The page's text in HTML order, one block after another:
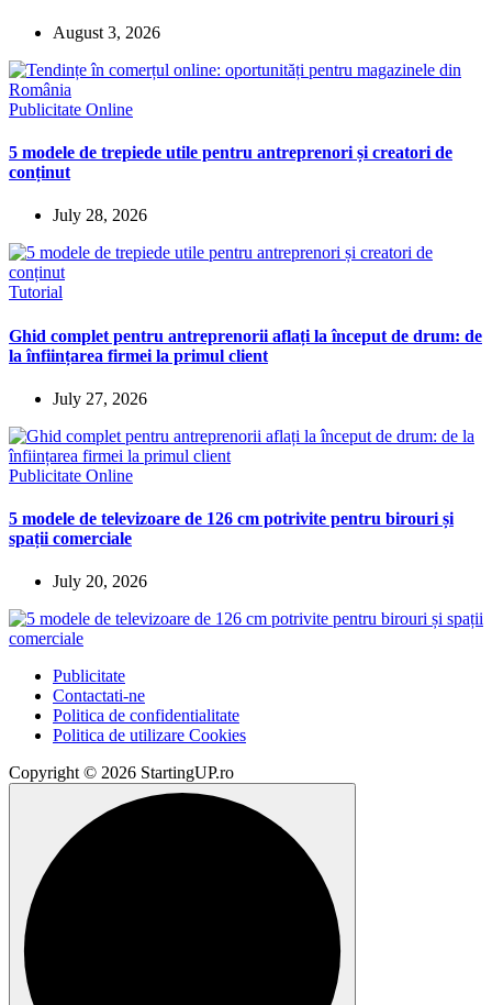
August 3, 2026
Publicitate Online
5 modele de trepiede utile pentru antreprenori și creatori de
conținut
July 28, 2026
Tutorial
Ghid complet pentru antreprenorii aflați la început de drum: de
la înființarea firmei la primul client
July 27, 2026
Publicitate Online
5 modele de televizoare de 126 cm potrivite pentru birouri și
spații comerciale
July 20, 2026
Publicitate
Contactati-ne
Politica de confidentialitate
Politica de utilizare Cookies
Copyright © 2026 StartingUP.ro